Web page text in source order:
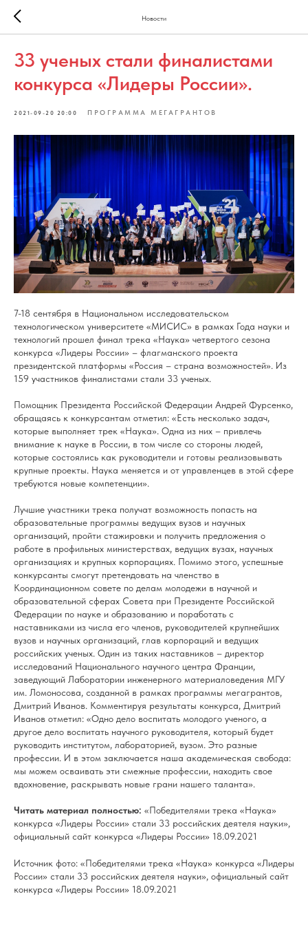
Новости
33 ученых стали финалистами
конкурса «Лидеры России».
2021-09-20 20:00 ПРОГРАММА МЕГАГРАНТОВ
7-18 сентября в Национальном исследовательском
технологическом университете «МИСИС» в рамках Года науки и
технологий прошел финал трека «Наука» четвертого сезона
конкурса «Лидеры России» – флагманского проекта
президентской платформы «Россия – страна возможностей». Из
159 участников финалистами стали 33 ученых.
Помощник Президента Российской Федерации Андрей Фурсенко,
обращаясь к конкурсантам отметил: «Есть несколько задач,
которые выполняет трек «Наука». Одна из них – привлечь
внимание к науке в России, в том числе со стороны людей,
которые состоялись как руководители и готовы реализовывать
крупные проекты. Наука меняется и от управленцев в этой сфере
требуются новые компетенции».
Лучшие участники трека получат возможность попасть на
образовательные программы ведущих вузов и научных
организаций, пройти стажировки и получить предложения о
работе в профильных министерствах, ведущих вузах, научных
организациях и крупных корпорациях. Помимо этого, успешные
конкурсанты смогут претендовать на членство в
Координационном совете по делам молодежи в научной и
образовательной сферах Совета при Президенте Российской
Федерации по науке и образованию и поработать с
наставниками из числа его членов, руководителей крупнейших
вузов и научных организаций, глав корпораций и ведущих
российских ученых. Один из таких наставников – директор
исследований Национального научного центра Франции,
заведующий Лаборатории инженерного материаловедения МГУ
им. Ломоносова, созданной в рамках программы мегагрантов,
Дмитрий Иванов. Комментируя результаты конкурса, Дмитрий
Иванов отметил: «Одно дело воспитать молодого ученого, а
другое дело воспитать научного руководителя, который будет
руководить институтом, лабораторией, вузом. Это разные
профессии. И в этом заключается наша академическая свобода:
мы можем осваивать эти смежные профессии, находить свое
вдохновение, раскрывать новые грани нашего таланта».
Читать материал полностью: «Победителями трека «Наука»
конкурса «Лидеры России» стали 33 российских деятеля науки»,
официальный сайт конкурса «Лидеры России» 18.09.2021
Источник фото: «Победителями трека «Наука» конкурса «Лидеры
России» стали 33 российских деятеля науки», официальный сайт
конкурса «Лидеры России» 18.09.2021